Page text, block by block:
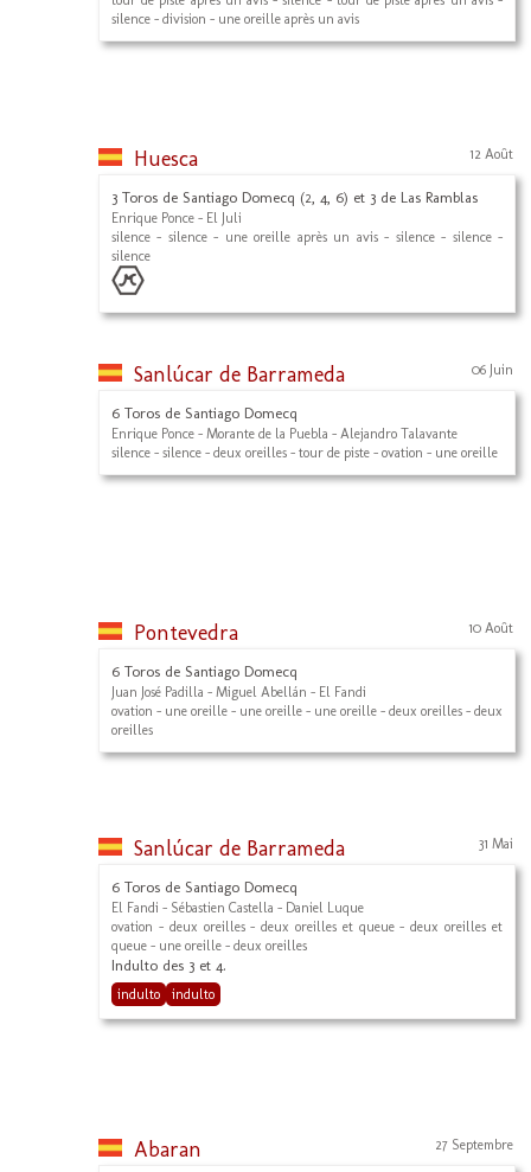
silence - division - une oreille après un avis
Huesca 12 Août
3 Toros de Santiago Domecq (2, 4, 6) et 3 de Las Ramblas
Enrique Ponce - El Juli
silence - silence - une oreille après un avis - silence - silence -
silence
Sanlúcar de Barrameda 06 Juin
6 Toros de Santiago Domecq
Enrique Ponce - Morante de la Puebla - Alejandro Talavante
silence - silence - deux oreilles - tour de piste - ovation - une oreille
Pontevedra 10 Août
6 Toros de Santiago Domecq
Juan José Padilla - Miguel Abellán - El Fandi
ovation - une oreille - une oreille - une oreille - deux oreilles - deux
oreilles
Sanlúcar de Barrameda 31 Mai
6 Toros de Santiago Domecq
El Fandi - Sébastien Castella - Daniel Luque
ovation - deux oreilles - deux oreilles et queue - deux oreilles et
queue - une oreille - deux oreilles
Indulto des 3 et 4.
indulto indulto
Abaran 27 Septembre